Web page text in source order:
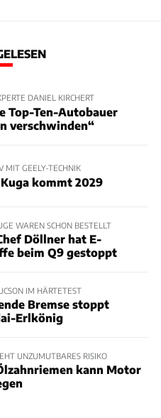
DANIEL KIRCHERT
Top-Ten-Autobauer
verschwinden“
MIT GEELY-TECHNIK
kommt 2029
WAREN SCHON BESTELLT
Döllner hat E-
beim Q9 gestoppt
IM HÄRTETEST
Bremse stoppt
Erlkönig
UNZUMUTBARES RISIKO
kann Motor